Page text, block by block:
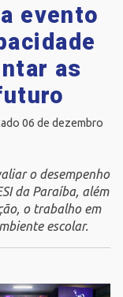
evento
as
06 de dezembro
o desempenho
da Paraíba, além
o trabalho em
escolar.